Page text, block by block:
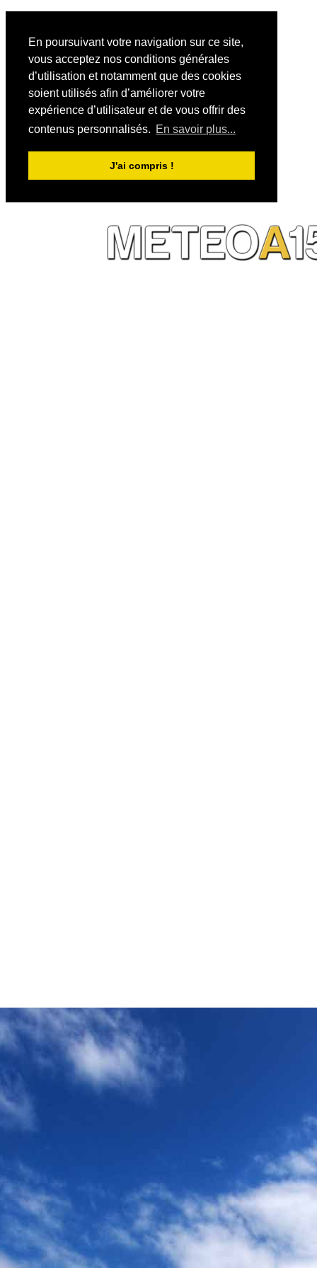
En poursuivant votre navigation sur ce site,
vous acceptez nos conditions générales
d’utilisation et notamment que des cookies
soient utilisés afin d’améliorer votre
expérience d’utilisateur et de vous offrir des
contenus personnalisés. En savoir plus...
J'ai compris !